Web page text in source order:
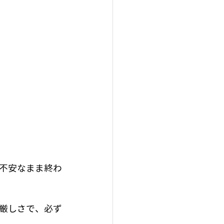
安なまま終わ
しさで、必ず